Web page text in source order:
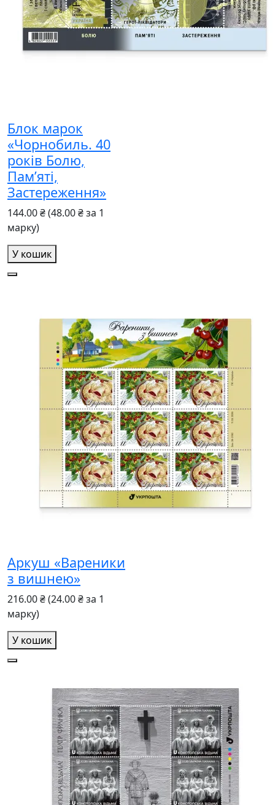
Блок марок
«Чорнобиль. 40
років Болю,
Пам’яті,
Застереження»
144.00 ₴(48.00 ₴ за 1
марку)
У кошик
Аркуш «Вареники
з вишнею»
216.00 ₴(24.00 ₴ за 1
марку)
У кошик